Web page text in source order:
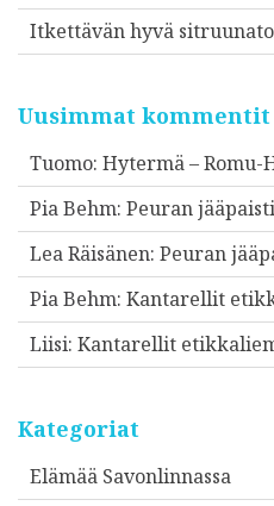
Itkettävän hyvä
Uusimmat kommentit
Tuomo: Hytermä –
Pia Behm: Peuran jääpaisti
Lea Räisänen: Peuran
Pia Behm: Kantarellit
Liisi: Kantarellit
Kategoriat
Elämää Savonlinnassa